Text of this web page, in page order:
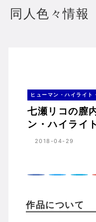
同人色々情報
ヒューマン・ハイライト
七瀬リコの膣
ン・ハイライ
2018-04-29
作品について